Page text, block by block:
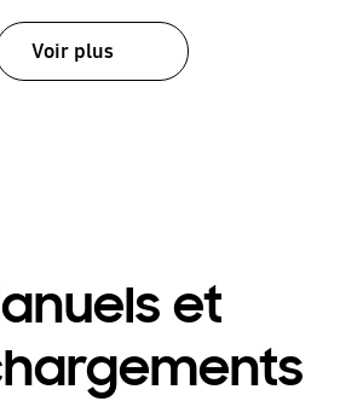
Voir plus
et